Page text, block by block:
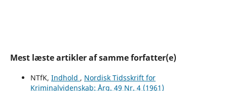
Mest læste artikler af samme forfatter(e)
NTfK, Indhold , Nordisk Tidsskrift for
Kriminalvidenskab: Årg. 49 Nr. 4 (1961)